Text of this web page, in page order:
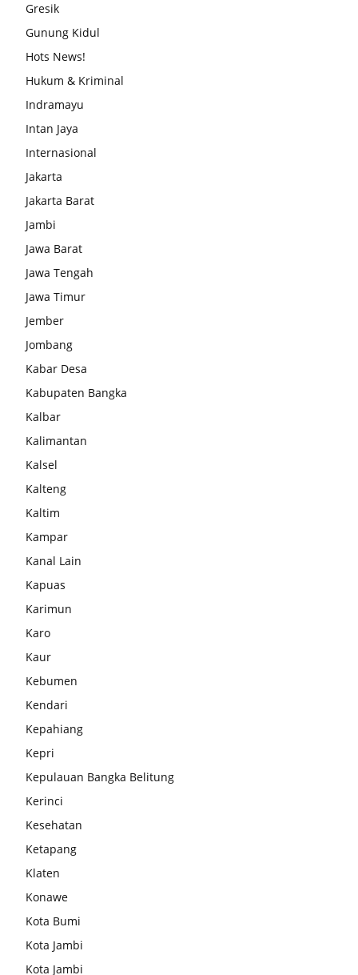
Gresik
Gunung Kidul
Hots News!
Hukum & Kriminal
Indramayu
Intan Jaya
Internasional
Jakarta
Jakarta Barat
Jambi
Jawa Barat
Jawa Tengah
Jawa Timur
Jember
Jombang
Kabar Desa
Kabupaten Bangka
Kalbar
Kalimantan
Kalsel
Kalteng
Kaltim
Kampar
Kanal Lain
Kapuas
Karimun
Karo
Kaur
Kebumen
Kendari
Kepahiang
Kepri
Kepulauan Bangka Belitung
Kerinci
Kesehatan
Ketapang
Klaten
Konawe
Kota Bumi
Kota Jambi
Kota Jambi